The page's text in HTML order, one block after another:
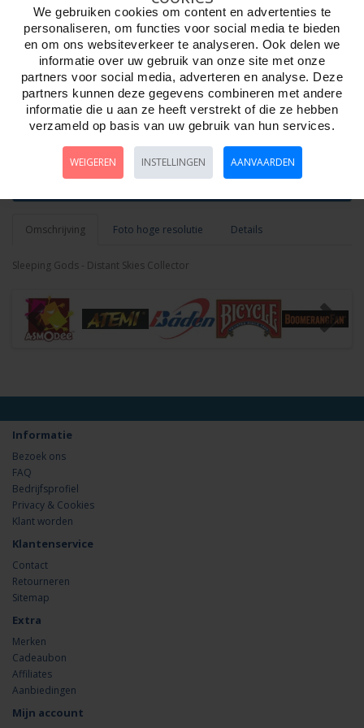
Adviesprijs: 125
Week 34
Aantal
Omschrijving Foto hoge resolutie Details
Sleeping Gods - Distant Skies Collector
Informatie
Bezoek ons
FAQ
Bedrijfsprofiel
Privacy & Cookies
Klant worden
Klantenservice
Contact
Retourneren
Sitemap
Extra
Merken
Cadeaubon
Affiliates
Aanbiedingen
Mijn account
We gebruiken cookies om content en advertenties te
personaliseren, om functies voor social media te bieden
en om ons websiteverkeer te analyseren. Ook delen we
informatie over uw gebruik van onze site met onze
partners voor social media, adverteren en analyse. Deze
partners kunnen deze gegevens combineren met andere
informatie die u aan ze heeft verstrekt of die ze hebben
verzameld op basis van uw gebruik van hun services.
WEIGEREN INSTELLINGEN AANVAARDEN